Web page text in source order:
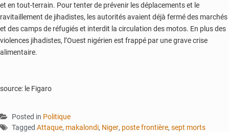
et en tout-terrain. Pour tenter de prévenir les déplacements et le
ravitaillement de jihadistes, les autorités avaient déjà fermé des marchés
et des camps de réfugiés et interdit la circulation des motos. En plus des
violences jihadistes, l’Ouest nigérien est frappé par une grave crise
alimentaire.
source: le Figaro
Posted in Politique
Tagged Attaque, makalondi, Niger, poste frontière, sept morts